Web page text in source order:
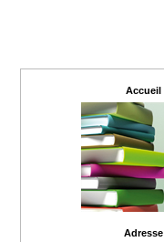
Accueil
Adresse